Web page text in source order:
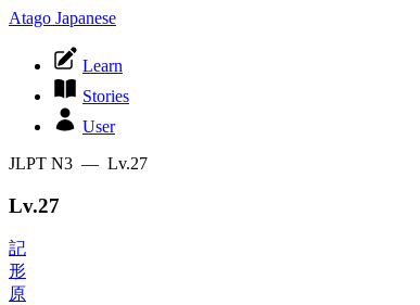
Atago Japanese
Learn
Stories
User
JLPT N3 — Lv.27
Lv.27
記
形
原